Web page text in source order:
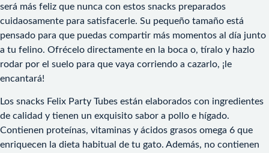
será más feliz que nunca con estos snacks preparados
cuidaosamente para satisfacerle. Su pequeño tamaño está
pensado para que puedas compartir más momentos al día junto
a tu felino. Ofrécelo directamente en la boca o, tíralo y hazlo
rodar por el suelo para que vaya corriendo a cazarlo, ¡le
encantará!
Los snacks Felix Party Tubes están elaborados con ingredientes
de calidad y tienen un exquisito sabor a pollo e hígado.
Contienen proteínas, vitaminas y ácidos grasos omega 6 que
enriquecen la dieta habitual de tu gato. Además, no contienen